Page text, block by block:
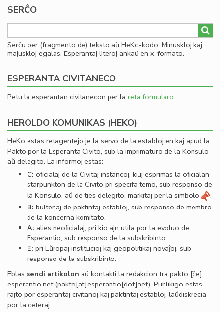
SERĈO
Serĉu per (fragmento de) teksto aŭ HeKo-kodo. Minuskloj kaj
majuskloj egalas. Esperantaj literoj ankaŭ en x-formato.
ESPERANTA CIVITANECO
Petu la esperantan civitanecon per la reta formularo.
HEROLDO KOMUNIKAS (HEKO)
HeKo estas retagentejo je la servo de la establoj en kaj apud la
Pakto por la Esperanta Civito, sub la imprimaturo de la Konsulo
aŭ delegito. La informoj estas:
C: oﬁcialaj de la Civitaj instancoj, kiuj esprimas la oﬁcialan
starpunkton de la Civito pri specifa temo, sub responso de
la Konsulo, aŭ de ties delegito, markitaj per la simbolo
.
B: bultenaj de paktintaj establoj, sub responso de membro
de la koncerna komitato.
A: alies neoﬁcialaj, pri kio ajn utila por la evoluo de
Esperantio, sub responso de la subskribinto.
E: pri Eŭropaj institucioj kaj geopolitikaj novaĵoj, sub
responso de la subskribinto.
Eblas sendi artikolon aŭ kontakti la redakcion tra pakto [ĉe]
esperantio.net(pakto[at]esperantio[dot]net). Publikigo estas
rajto por esperantaj civitanoj kaj paktintaj establoj, laŭdiskrecia
por la ceteraj.